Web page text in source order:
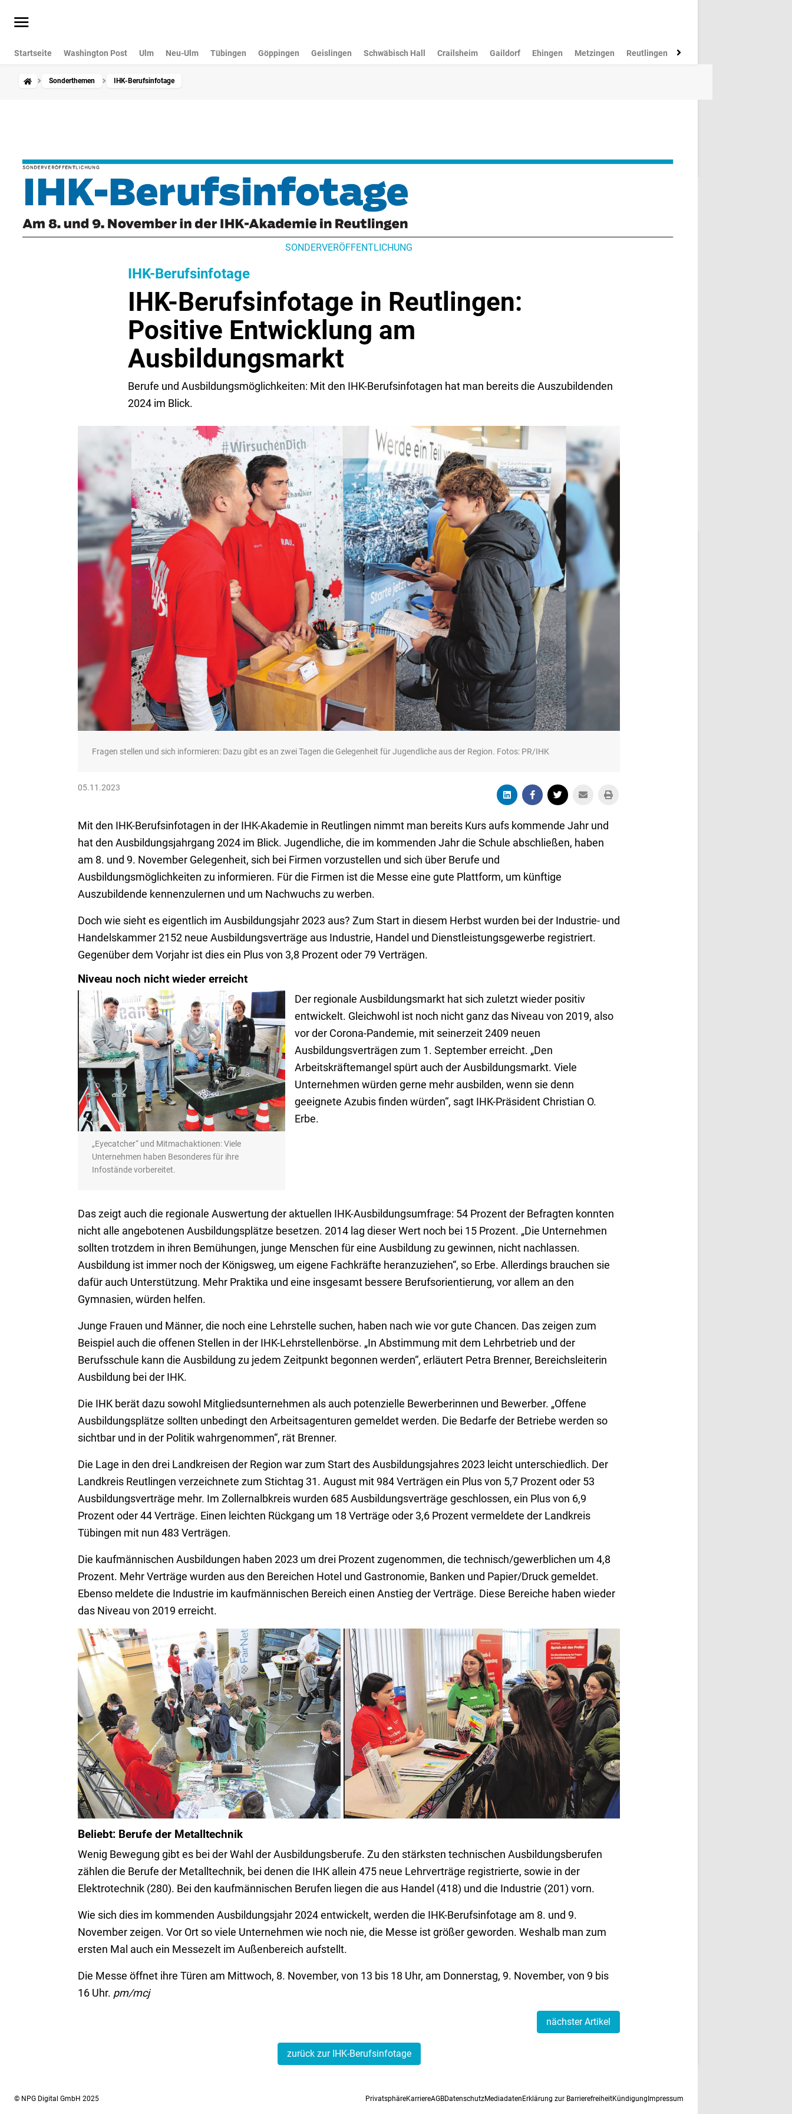
Startseite Washington Post Ulm Neu-Ulm Tübingen Göppingen Geislingen Schwäbisch Hall Crailsheim Gaildorf Ehingen Metzingen Reutlingen Münsingen
Sonderthemen IHK-Berufsinfotage
SONDERVERÖFFENTLICHUNG
IHK-Berufsinfotage
IHK-Berufsinfotage in Reutlingen:
Positive Entwicklung am
Ausbildungsmarkt
Berufe und Ausbildungsmöglichkeiten: Mit den IHK-Berufsinfotagen hat man bereits die Auszubildenden
2024 im Blick.
Fragen stellen und sich informieren: Dazu gibt es an zwei Tagen die Gelegenheit für Jugendliche aus der Region. Fotos: PR/IHK
05.11.2023
Mit den IHK-Berufsinfotagen in der IHK-Akademie in Reutlingen nimmt man bereits Kurs aufs kommende Jahr und
hat den Ausbildungsjahrgang 2024 im Blick. Jugendliche, die im kommenden Jahr die Schule abschließen, haben
am 8. und 9. November Gelegenheit, sich bei Firmen vorzustellen und sich über Berufe und
Ausbildungsmöglichkeiten zu informieren. Für die Firmen ist die Messe eine gute Plattform, um künftige
Auszubildende kennenzulernen und um Nachwuchs zu werben.
Doch wie sieht es eigentlich im Ausbildungsjahr 2023 aus? Zum Start in diesem Herbst wurden bei der Industrie- und
Handelskammer 2152 neue Ausbildungsverträge aus Industrie, Handel und Dienstleistungsgewerbe registriert.
Gegenüber dem Vorjahr ist dies ein Plus von 3,8 Prozent oder 79 Verträgen.
Niveau noch nicht wieder erreicht
„Eyecatcher“ und Mitmachaktionen: Viele
Unternehmen haben Besonderes für ihre
Infostände vorbereitet.
Der regionale Ausbildungsmarkt hat sich zuletzt wieder positiv
entwickelt. Gleichwohl ist noch nicht ganz das Niveau von 2019, also
vor der Corona-Pandemie, mit seinerzeit 2409 neuen
Ausbildungsverträgen zum 1. September erreicht. „Den
Arbeitskräftemangel spürt auch der Ausbildungsmarkt. Viele
Unternehmen würden gerne mehr ausbilden, wenn sie denn
geeignete Azubis finden würden“, sagt IHK-Präsident Christian O.
Erbe.
Das zeigt auch die regionale Auswertung der aktuellen IHK-Ausbildungsumfrage: 54 Prozent der Befragten konnten
nicht alle angebotenen Ausbildungsplätze besetzen. 2014 lag dieser Wert noch bei 15 Prozent. „Die Unternehmen
sollten trotzdem in ihren Bemühungen, junge Menschen für eine Ausbildung zu gewinnen, nicht nachlassen.
Ausbildung ist immer noch der Königsweg, um eigene Fachkräfte heranzuziehen“, so Erbe. Allerdings brauchen sie
dafür auch Unterstützung. Mehr Praktika und eine insgesamt bessere Berufsorientierung, vor allem an den
Gymnasien, würden helfen.
Junge Frauen und Männer, die noch eine Lehrstelle suchen, haben nach wie vor gute Chancen. Das zeigen zum
Beispiel auch die offenen Stellen in der IHK-Lehrstellenbörse. „In Abstimmung mit dem Lehrbetrieb und der
Berufsschule kann die Ausbildung zu jedem Zeitpunkt begonnen werden“, erläutert Petra Brenner, Bereichsleiterin
Ausbildung bei der IHK.
Die IHK berät dazu sowohl Mitgliedsunternehmen als auch potenzielle Bewerberinnen und Bewerber. „Offene
Ausbildungsplätze sollten unbedingt den Arbeitsagenturen gemeldet werden. Die Bedarfe der Betriebe werden so
sichtbar und in der Politik wahrgenommen“, rät Brenner.
Die Lage in den drei Landkreisen der Region war zum Start des Ausbildungsjahres 2023 leicht unterschiedlich. Der
Landkreis Reutlingen verzeichnete zum Stichtag 31. August mit 984 Verträgen ein Plus von 5,7 Prozent oder 53
Ausbildungsverträge mehr. Im Zollernalbkreis wurden 685 Ausbildungsverträge geschlossen, ein Plus von 6,9
Prozent oder 44 Verträge. Einen leichten Rückgang um 18 Verträge oder 3,6 Prozent vermeldete der Landkreis
Tübingen mit nun 483 Verträgen.
Die kaufmännischen Ausbildungen haben 2023 um drei Prozent zugenommen, die technisch/gewerblichen um 4,8
Prozent. Mehr Verträge wurden aus den Bereichen Hotel und Gastronomie, Banken und Papier/Druck gemeldet.
Ebenso meldete die Industrie im kaufmännischen Bereich einen Anstieg der Verträge. Diese Bereiche haben wieder
das Niveau von 2019 erreicht.
Zur Coronazeit herrschte bei der Messe noch Maskenpflicht,
diese gilt nun nicht mehr.
Direkt ins Gespräch kommen: Die Messe dient dazu, Kontakte zu
Unternehmen zu knüpfen.
Beliebt: Berufe der Metalltechnik
Wenig Bewegung gibt es bei der Wahl der Ausbildungsberufe. Zu den stärksten technischen Ausbildungsberufen
zählen die Berufe der Metalltechnik, bei denen die IHK allein 475 neue Lehrverträge registrierte, sowie in der
Elektrotechnik (280). Bei den kaufmännischen Berufen liegen die aus Handel (418) und die Industrie (201) vorn.
Wie sich dies im kommenden Ausbildungsjahr 2024 entwickelt, werden die IHK-Berufsinfotage am 8. und 9.
November zeigen. Vor Ort so viele Unternehmen wie noch nie, die Messe ist größer geworden. Weshalb man zum
ersten Mal auch ein Messezelt im Außenbereich aufstellt.
Die Messe öffnet ihre Türen am Mittwoch, 8. November, von 13 bis 18 Uhr, am Donnerstag, 9. November, von 9 bis
16 Uhr. pm/mcj
nächster Artikel
zurück zur IHK-Berufsinfotage
© NPG Digital GmbH 2025 PrivatsphäreKarriereAGBDatenschutzMediadatenErklärung zur BarrierefreiheitKündigungImpressum